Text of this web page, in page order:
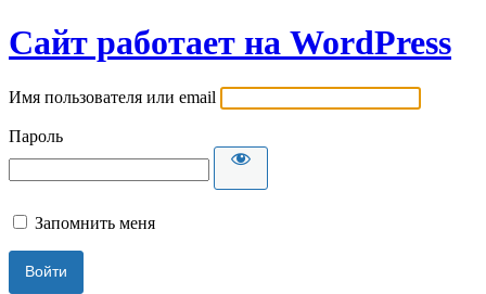
Сайт работает на WordPress
Имя пользователя или email
Пароль
Запомнить меня